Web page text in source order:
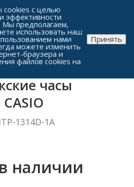
салонов г. Челябинска
часы
CASIO
1314D-1A
наличии
с целью
эффективности
Мы предполагаем,
использовать наш
нами
можете изменить
браузера и
файлов cookies на
Принять